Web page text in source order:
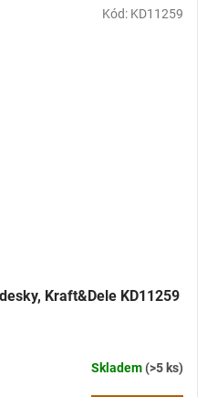
Kraft&Dele KD11259
Skladem(>5 ks)
Kód: KD11259